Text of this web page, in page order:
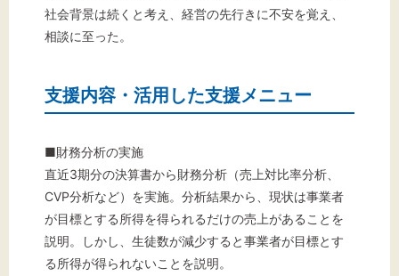
社会背景は続くと考え、経営の先行きに不安を覚え、
相談に至った。
支援内容・活用した支援メニュー
■財務分析の実施
直近3期分の決算書から財務分析（売上対比率分析、
CVP分析など）を実施。分析結果から、現状は事業者
が目標とする所得を得られるだけの売上があることを
説明。しかし、生徒数が減少すると事業者が目標とす
る所得が得られないことを説明。